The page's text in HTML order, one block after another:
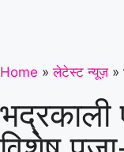
Home » लेटेस्ट न्यूज़ »
भद्रकाली